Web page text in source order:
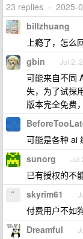
23 replies • 2025-
billzhuang
上瘾了，怎么
gbin Jul 2,
可能来自不同
失，为了试探
版本完全免费
可能是各种 ai
sunorg Jul
已有授权的不
skyrim61
付费用户不如
Dreamful